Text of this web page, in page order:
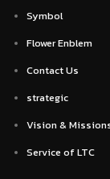
Symbol
Flower Enblem
Contact Us
strategic
Vision &
Service of LTC